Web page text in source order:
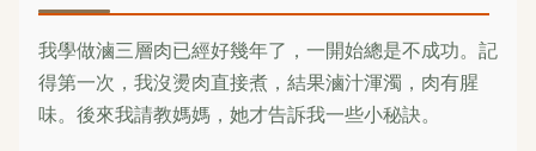
我學做滷三層肉已經好幾年了，一開始總是不成功。記
得第一次，我沒燙肉直接煮，結果滷汁渾濁，肉有腥
味。後來我請教媽媽，她才告訴我一些小秘訣。